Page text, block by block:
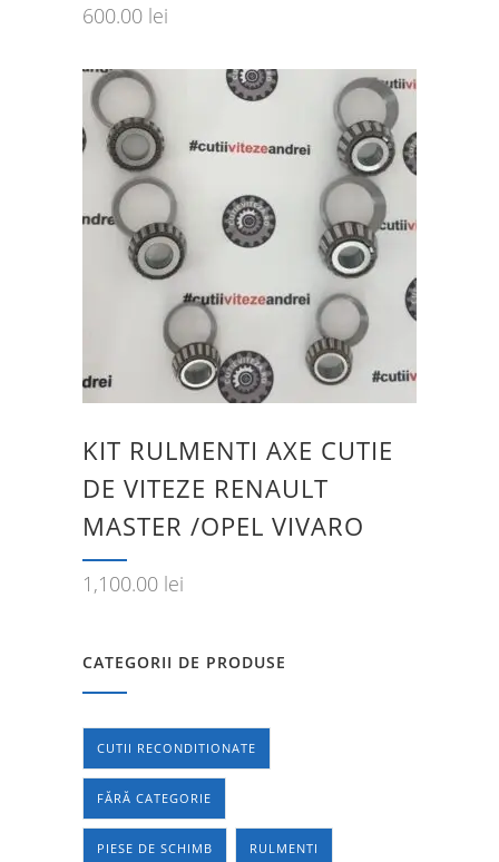
600.00 lei
KIT RULMENTI AXE CUTIE
DE VITEZE RENAULT
MASTER /OPEL VIVARO
1,100.00 lei
CATEGORII DE PRODUSE
CUTII RECONDITIONATE
FĂRĂ CATEGORIE
PIESE DE SCHIMB RULMENTI